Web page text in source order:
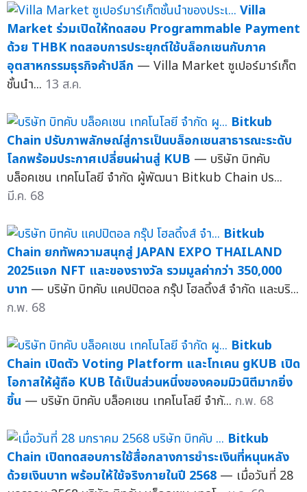
Villa
Market ร่วมเปิดให้ทดสอบ Programmable Payment
ด้วย THBK ทดสอบการประยุกต์ใช้บล็อกเชนกับภาค
อุตสาหกรรมธุรกิจค้าปลีก — Villa Market ซูเปอร์มาร์เก็ต
ชั้นนำ... 13 ส.ค.
Bitkub
Chain ปรับภาพลักษณ์สู่การเป็นบล็อกเชนสาธารณะระดับ
โลกพร้อมประกาศเปลี่ยนผ่านสู่ KUB — บริษัท บิทคับ
บล็อคเชน เทคโนโลยี จำกัด ผู้พัฒนา Bitkub Chain ปร...
มี.ค. 68
Bitkub
Chain ยกทัพความสนุกสู่ JAPAN EXPO THAILAND
2025แจก NFT และของรางวัล รวมมูลค่ากว่า 350,000
บาท — บริษัท บิทคับ แคปปิตอล กรุ๊ป โฮลดิ้งส์ จำกัด และบริ...
ก.พ. 68
Bitkub
Chain เปิดตัว Voting Platform และโทเคน gKUB เปิด
โอกาสให้ผู้ถือ KUB ได้เป็นส่วนหนึ่งของคอมมิวนิตีมากยิ่ง
ขึ้น — บริษัท บิทคับ บล็อคเชน เทคโนโลยี จำกั... ก.พ. 68
Bitkub
Chain เปิดทดสอบการใช้สื่อกลางการชำระเงินที่หนุนหลัง
ด้วยเงินบาท พร้อมให้ใช้จริงภายในปี 2568 — เมื่อวันที่ 28